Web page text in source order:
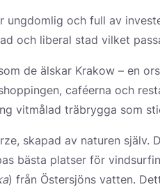
ungdomlig och full av
och liberal stad vilket
de älskar Krakow – en
caféerna och
vitmålad träbrygga som
skapad av naturen själv.
bästa platser för
) från Östersjöns vatten.